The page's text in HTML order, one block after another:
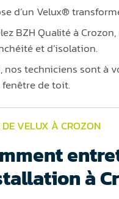
d’un Velux®
BZH Qualité à
et d’isolation.
nos techniciens sont à
de toit.
DE VELUX À CROZON
à